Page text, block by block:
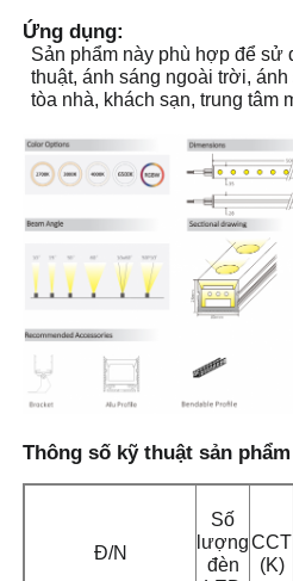
Nhà
Sản phẩm
Về chúng tôi
Tham quan nhà máy
Ứng dụng:
Sản phẩm này phù hợp để sử
thuật, ánh sáng ngoài trời,
tòa nhà, khách sạn, trung tâm
Thông số kỹ thuật sản phẩm
Đ/N
Số
lượng
đèn
CCT
(K)